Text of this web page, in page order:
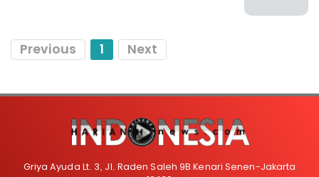
Previous 1 Next
Griya Ayuda Lt. 3, Jl. Raden Saleh 9B Kenari Senen-Jakarta